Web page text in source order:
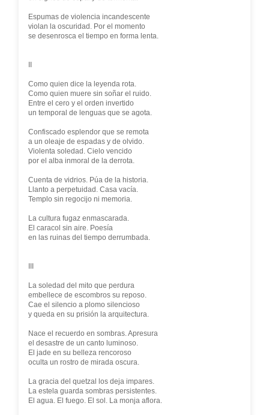
Espumas de violencia incandescente
violan la oscuridad. Por el momento
se desenrosca el tiempo en forma lenta.
Como quien dice la leyenda rota.
Como quien muere sin soñar el ruido.
Entre el cero y el orden invertido
un temporal de lenguas que se agota.
Confiscado esplendor que se remota
a un oleaje de espadas y de olvido.
Violenta soledad. Cielo vencido
por el alba inmoral de la derrota.
Cuenta de vidrios. Púa de la historia.
Llanto a perpetuidad. Casa vacía.
Templo sin regocijo ni memoria.
La cultura fugaz enmascarada.
El caracol sin aire. Poesía
en las ruinas del tiempo derrumbada.
La soledad del mito que perdura
embellece de escombros su reposo.
Cae el silencio a plomo silencioso
y queda en su prisión la arquitectura.
Nace el recuerdo en sombras. Apresura
el desastre de un canto luminoso.
El jade en su belleza rencoroso
oculta un rostro de mirada oscura.
La gracia del quetzal los deja impares.
La estela guarda sombras persistentes.
El agua. El fuego. El sol. La monja aflora.